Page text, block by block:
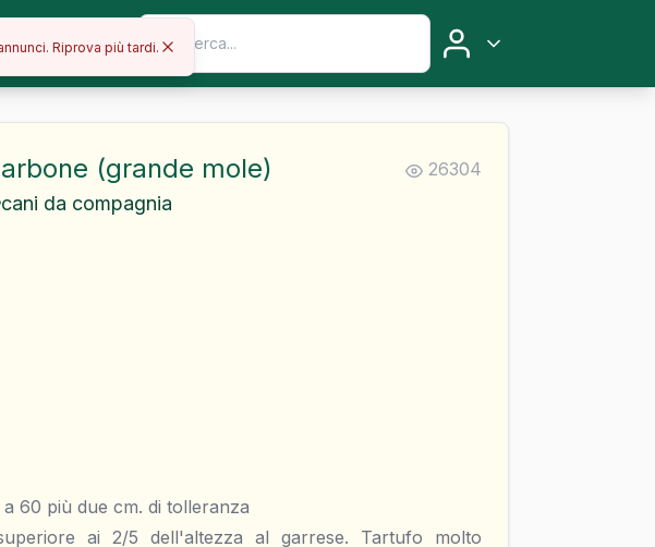
Riprova più tardi.
(grande mole) 26304
cani da compagnia
60 più due cm. di tolleranza
ai 2/5 dell'altezza al garrese. Tartufo molto